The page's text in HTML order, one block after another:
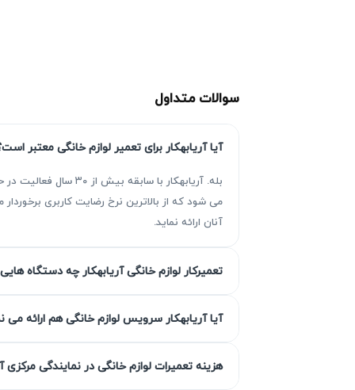
گارانتی از ۹۰ تا ۴۵۰ روز
سوالات متداول
آیا آریابهکار برای تعمیر لوازم خانگی معتبر
بله. آریابهکار با
می شود که از بالاترین نرخ رضایت کاربری
آنان ارائه نماید.
تعمیرکار لوازم خانگی آریابهکار چه دستگاه
آیا آریابهکار سرویس لوازم خانگی هم ارائه می
هزینه تعمیرات لوازم خانگی در نمایندگی